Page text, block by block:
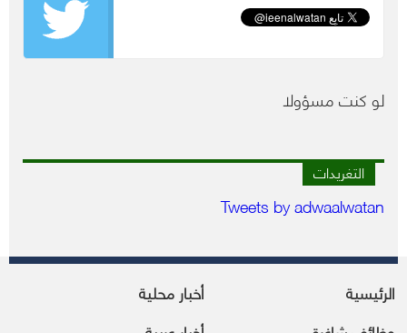
لو كنت مسؤولا
التغريدات
Tweets by adwaalwatan
الرئيسية
أخبار محلية